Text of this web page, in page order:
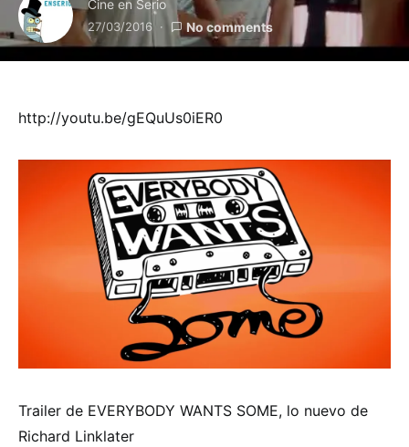
Cine en Serio
27/03/2016 No comments
http://youtu.be/gEQuUs0iER0
Trailer de EVERYBODY WANTS SOME, lo nuevo de
Richard Linklater